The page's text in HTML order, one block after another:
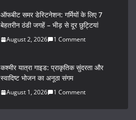
ऑफबीट समर डेस्टिनेशन: गर्मियों के लिए 7
बेहतरीन ठंडी जगहें – भीड़ से दूर छुट्टियां
August 2, 2026 1 Comment
कश्मीर यात्रा गाइड: प्राकृतिक सुंदरता और
स्वादिष्ट भोजन का अनूठा संगम
August 1, 2026 1 Comment